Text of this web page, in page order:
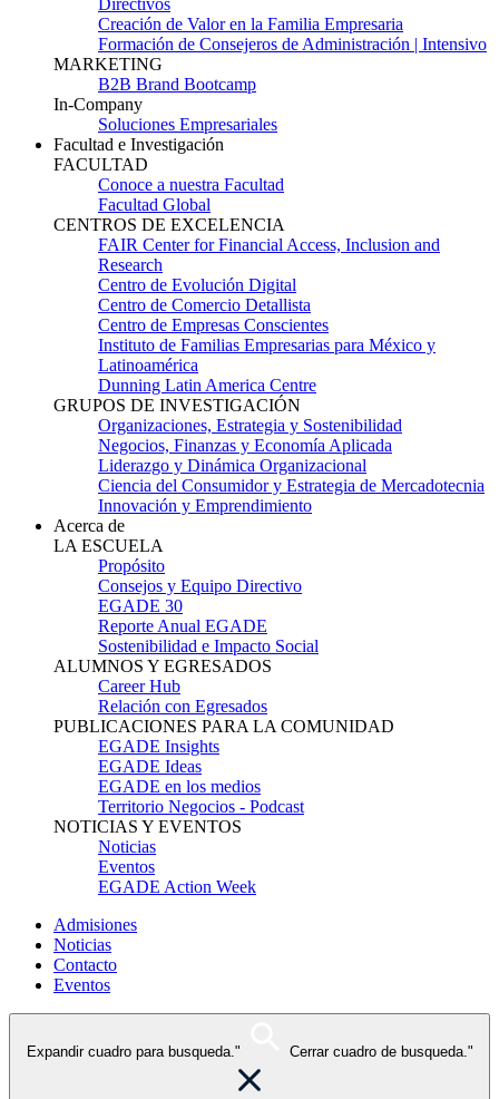
Directivos
Creación de Valor en la Familia Empresaria
Formación de Consejeros de Administración | Intensivo
MARKETING
B2B Brand Bootcamp
In-Company
Soluciones Empresariales
Facultad e Investigación
FACULTAD
Conoce a nuestra Facultad
Facultad Global
CENTROS DE EXCELENCIA
FAIR Center for Financial Access, Inclusion and
Research
Centro de Evolución Digital
Centro de Comercio Detallista
Centro de Empresas Conscientes
Instituto de Familias Empresarias para México y
Latinoamérica
Dunning Latin America Centre
GRUPOS DE INVESTIGACIÓN
Organizaciones, Estrategia y Sostenibilidad
Negocios, Finanzas y Economía Aplicada
Liderazgo y Dinámica Organizacional
Ciencia del Consumidor y Estrategia de Mercadotecnia
Innovación y Emprendimiento
Acerca de
LA ESCUELA
Propósito
Consejos y Equipo Directivo
EGADE 30
Reporte Anual EGADE
Sostenibilidad e Impacto Social
ALUMNOS Y EGRESADOS
Career Hub
Relación con Egresados
PUBLICACIONES PARA LA COMUNIDAD
EGADE Insights
EGADE Ideas
EGADE en los medios
Territorio Negocios - Podcast
NOTICIAS Y EVENTOS
Noticias
Eventos
EGADE Action Week
Admisiones
Noticias
Contacto
Eventos
Expandir cuadro para busqueda." Cerrar cuadro de busqueda."